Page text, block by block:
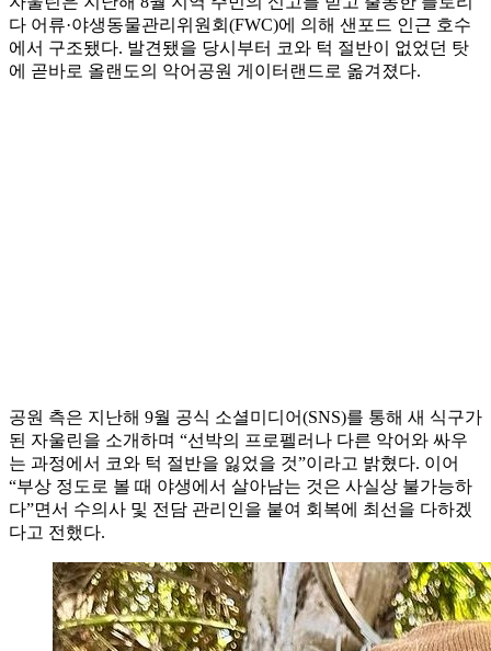
다 어류·야생동물관리위원회(FWC)에 의해 샌포드 인근 호수
에서 구조됐다. 발견됐을 당시부터 코와 턱 절반이 없었던 탓
에 곧바로 올랜도의 악어공원 게이터랜드로 옮겨졌다.
공원 측은 지난해 9월 공식 소셜미디어(SNS)를 통해 새 식구가
된 자울린을 소개하며 “선박의 프로펠러나 다른 악어와 싸우
는 과정에서 코와 턱 절반을 잃었을 것”이라고 밝혔다. 이어
“부상 정도로 볼 때 야생에서 살아남는 것은 사실상 불가능하
다”면서 수의사 및 전담 관리인을 붙여 회복에 최선을 다하겠
다고 전했다.